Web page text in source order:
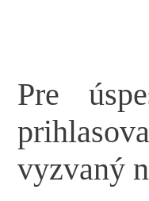
Pre
vyzvaný